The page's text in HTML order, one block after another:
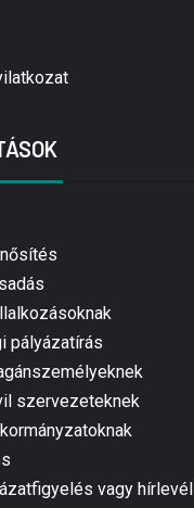
pályázatírás
szervezeteknek
vagy hírlevél